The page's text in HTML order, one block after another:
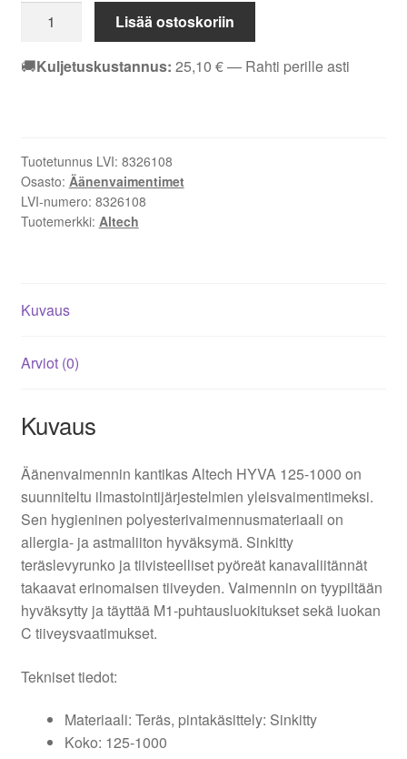
Äänenvaimennin
kantikas
Altech
määrä
Lisää ostoskoriin
🚚Kuljetuskustannus: 25,10 €— Rahti perille asti
Tuotetunnus LVI: 8326108
Osasto: Äänenvaimentimet
LVI-numero: 8326108
Tuotemerkki: Altech
Kuvaus
Arviot (0)
Kuvaus
Äänenvaimennin kantikas Altech HYVA 125-1000 on
suunniteltu ilmastointijärjestelmien yleisvaimentimeksi.
Sen hygieninen polyesterivaimennusmateriaali on
allergia- ja astmaliiton hyväksymä. Sinkitty
teräslevyrunko ja tiivisteelliset pyöreät kanavaliitännät
takaavat erinomaisen tiiveyden. Vaimennin on tyypiltään
hyväksytty ja täyttää M1-puhtausluokitukset sekä luokan
C tiiveysvaatimukset.
Tekniset tiedot:
Materiaali: Teräs, pintakäsittely: Sinkitty
Koko: 125-1000